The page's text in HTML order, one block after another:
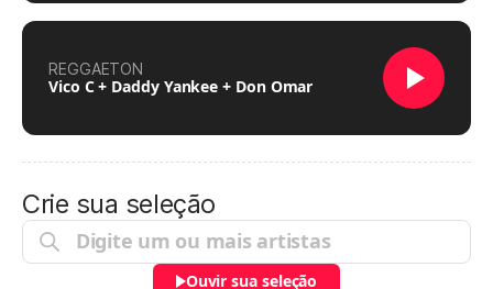
REGGAETON
Vico C + Daddy Yankee + Don Omar
Crie sua seleção
Ouvir sua seleção